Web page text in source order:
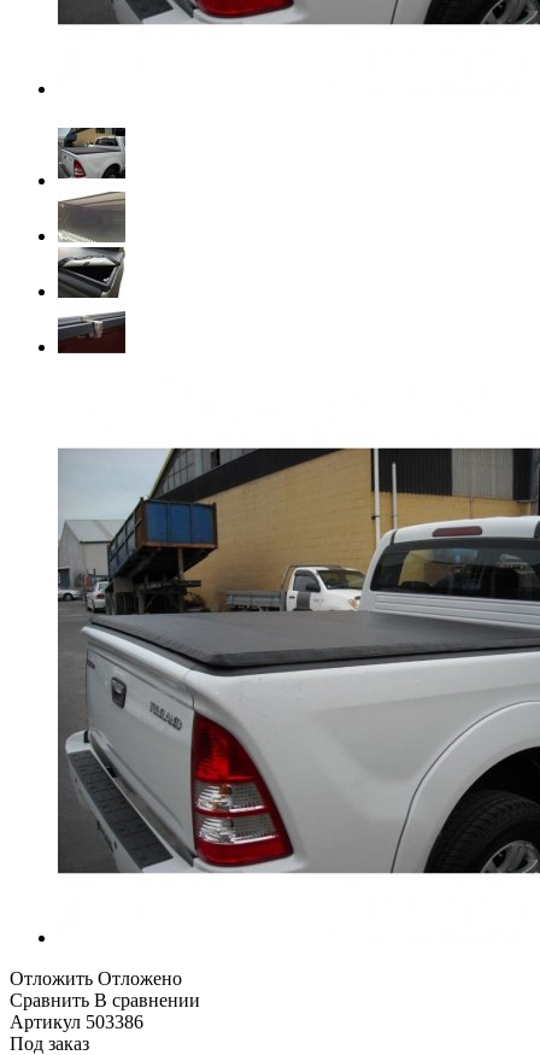
Отложить Отложено
Сравнить В сравнении
Артикул 503386
Под заказ